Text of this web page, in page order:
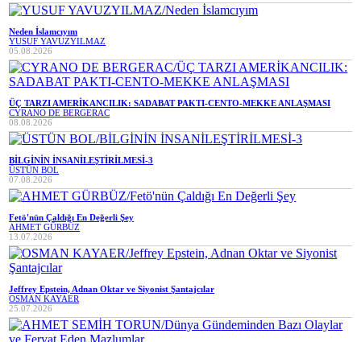
Neden İslamcıyım
YUSUF YAVUZYILMAZ
05.08.2026
ÜÇ TARZI AMERİKANCILIK: SADABAT PAKTI-CENTO-MEKKE ANLAŞMASI
CYRANO DE BERGERAC
08.08.2026
BİLGİNİN İNSANİLEŞTİRİLMESİ-3
ÜSTÜN BOL
07.08.2026
Fetö'nün Çaldığı En Değerli Şey
AHMET GÜRBÜZ
13.07.2026
Jeffrey Epstein, Adnan Oktar ve Siyonist Şantajcılar
OSMAN KAYAER
25.07.2026